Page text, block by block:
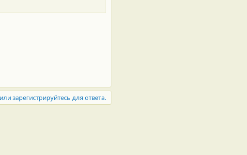
зарегистрируйтесь для ответа.